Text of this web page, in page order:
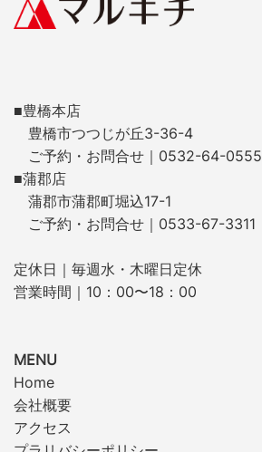
■豊橋本店
豊橋市つつじが丘3-36-4
ご予約・お問合せ｜0532-64-0555
■蒲郡店
蒲郡市蒲郡町堀込17-1
ご予約・お問合せ｜0533-67-3311
定休日｜毎週水・木曜日定休
営業時間｜10：00〜18：00
MENU
Home
会社概要
アクセス